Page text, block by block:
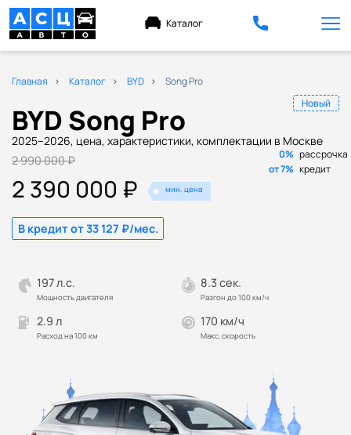
Каталог
Главная Каталог BYD Song Pro
BYD Song Pro
2025–2026, цена, характеристики, комплектации в Москве
Новый
0% рассрочка
от 7% кредит
2 990 000 ₽
2 390 000 ₽ мин. цена
В кредит от 33 127 ₽/мес.
197 л.с.
Мощность двигателя
8.3 сек.
Разгон до 100 км/ч
2.9 л
Расход на 100 км
170 км/ч
Макс. скорость